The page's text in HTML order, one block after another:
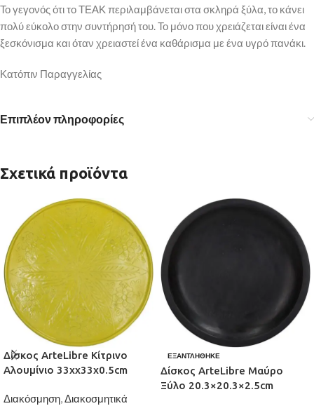
Το γεγονός ότι το ΤΕΑΚ περιλαμβάνεται στα σκληρά ξύλα, το κάνει
πολύ εύκολο στην συντήρησή του. Το μόνο που χρειάζεται είναι ένα
ξεσκόνισμα και όταν χρειαστεί ένα καθάρισμα με ένα υγρό πανάκι.
Κατόπιν Παραγγελίας
Επιπλέον πληροφορίες
Σχετικά προϊόντα
Δίσκος ArteLibre Κίτρινο
Αλουμίνιο 33xx33x0.5cm
Διακόσμηση,Διακοσμητικά
ΕΞΑΝΤΛΉΘΗΚΕ
Δίσκος ArteLibre Μαύρο
Ξύλο 20.3×20.3×2.5cm